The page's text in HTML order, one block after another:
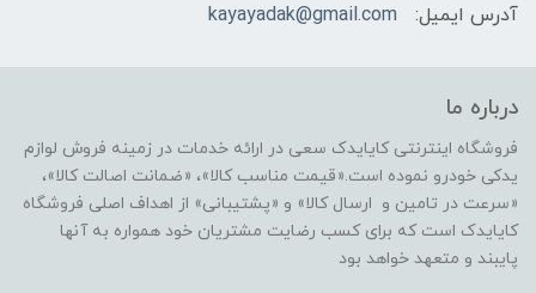
آدرس ایمیل:
kayayadak@gmail.com
درباره ما
فروشگاه اینترنتی کایایدک سعی در ارائه خدمات در زمینه فروش لوازم
یدکی خودرو نموده است.«قیمت مناسب کالا»، «ضمانت اصالت کالا»،
«سرعت در تامین و ارسال کالا» و «پشتیبانی» از اهداف اصلی فروشگاه
کایایدک است که برای کسب رضایت مشتریان خود همواره به آنها
پایبند و متعهد خواهد بود